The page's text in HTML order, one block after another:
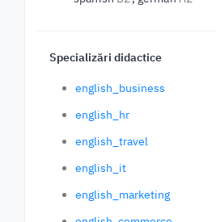
Specializări didactice
english_business
english_hr
english_travel
english_it
english_marketing